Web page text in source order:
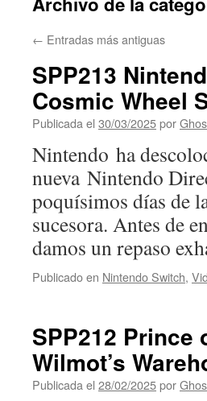
← Entradas más antiguas
SPP213
Cosmic Wheel
Publicada el 30/03/2025por
Nintendo ha
nueva Nintendo
poquísimos días de
sucesora. Antes de
damos un repaso
Publicado en Nintendo Switch,
SPP212 Prince
Wilmot’s
Publicada el 28/02/2025por